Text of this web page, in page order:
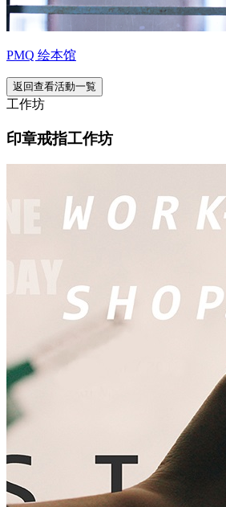
PMQ 绘本馆
返回查看活動一覧
工作坊
印章戒指工作坊